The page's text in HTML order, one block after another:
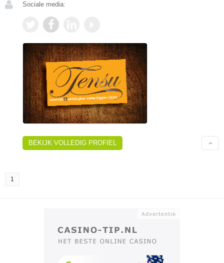
Sociale media:
BEKIJK VOLLEDIG PROFIEL
1